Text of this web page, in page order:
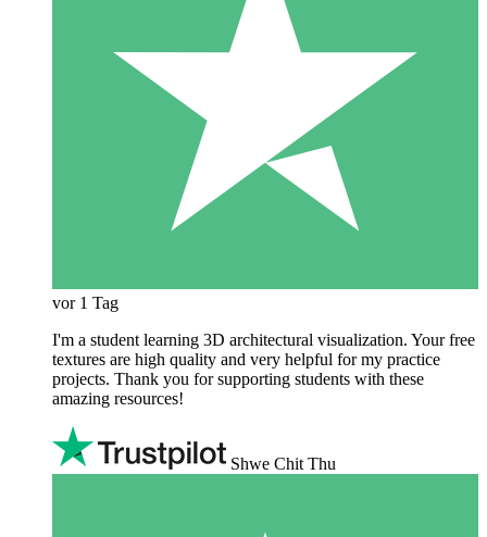
vor 1 Tag
I'm a student learning 3D architectural visualization. Your free
textures are high quality and very helpful for my practice
projects. Thank you for supporting students with these
amazing resources!
Shwe Chit Thu